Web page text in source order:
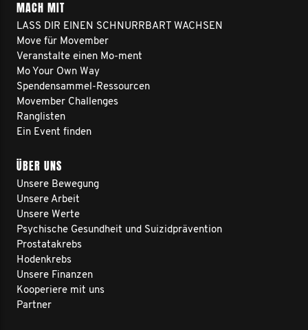
Du Interesse hast eine ähnliche
Veranstaltung bei Dir zu organisieren,
dann melde Dich einfach bei mir.
MACH MIT
LASS DIR EINEN SCHNURRBART WACHSEN
Move für Movember
Veranstalte einen Mo-ment
Mo Your Own Way
Spendensammel-Ressourcen
Movember Challenges
Ranglisten
Ein Event finden
ÜBER UNS
Unsere Bewegung
Unsere Arbeit
Unsere Werte
Psychische Gesundheit und Suizidprävention
Prostatakrebs
Hodenkrebs
Unsere Finanzen
Kooperiere mit uns
Partner